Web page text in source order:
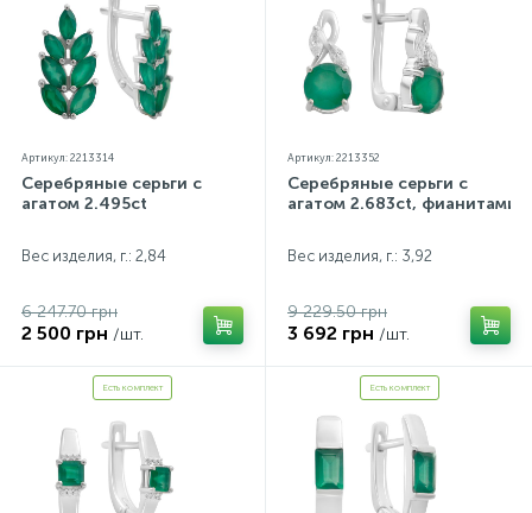
Артикул: 2213314
Серебряные серьги с
агатом 2.495ct
Вес изделия, г.: 2,84
6 247.70 грн
2 500 грн /шт.
Артикул: 2213352
Серебряные серьги с
агатом 2.683ct, фианитами
Вес изделия, г.: 3,92
9 229.50 грн
3 692 грн /шт.
Есть комплект Есть комплект